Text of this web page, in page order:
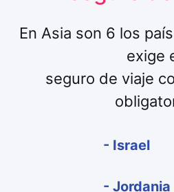
En Asia son 6 los
exige
seguro de viaje
- Israel
- Jordania